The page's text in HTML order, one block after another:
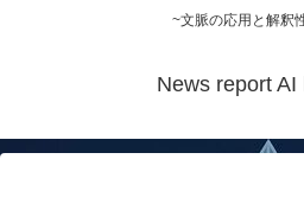
~文脈の応用と解釈
News report